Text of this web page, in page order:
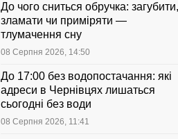
До чого сниться обручка: загубити,
зламати чи приміряти —
тлумачення сну
08 Серпня 2026, 14:50
До 17:00 без водопостачання: які
адреси в Чернівцях лишаться
сьогодні без води
08 Серпня 2026, 11:41